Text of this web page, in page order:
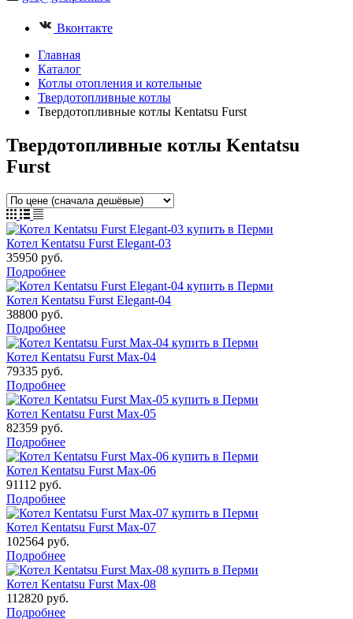
Вконтакте
Главная
Каталог
Котлы отопления и котельные
Твердотопливные котлы
Твердотопливные котлы Kentatsu Furst
Твердотопливные котлы Kentatsu
Furst
Котел Kentatsu Furst Elegant-03
35950 руб.
Подробнее
Котел Kentatsu Furst Elegant-04
38800 руб.
Подробнее
Котел Kentatsu Furst Max-04
79335 руб.
Подробнее
Котел Kentatsu Furst Max-05
82359 руб.
Подробнее
Котел Kentatsu Furst Max-06
91112 руб.
Подробнее
Котел Kentatsu Furst Max-07
102564 руб.
Подробнее
Котел Kentatsu Furst Max-08
112820 руб.
Подробнее